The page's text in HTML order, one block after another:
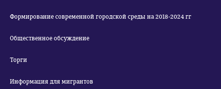
Формирование современной городской среды на 2018-2024 гг
Общественное обсуждение
Торги
Информация для мигрантов